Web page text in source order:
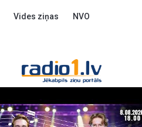
Vides ziņas NVO